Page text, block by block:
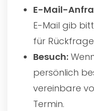
E-Mail-
E-Mail gib
für
Besuch:
persönlich
vereinbare
Termin.